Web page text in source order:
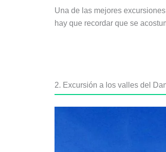
Una de las mejores
hay que recordar que se
2. Excursión a los valles del